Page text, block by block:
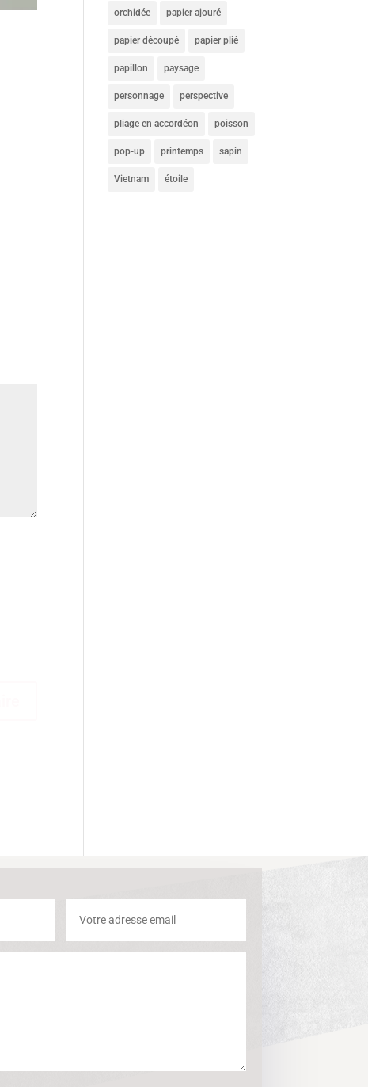
orchidée papier ajouré
papier découpé papier plié
papillon paysage
personnage perspective
pliage en accordéon poisson
pop-up printemps sapin
Vietnam étoile